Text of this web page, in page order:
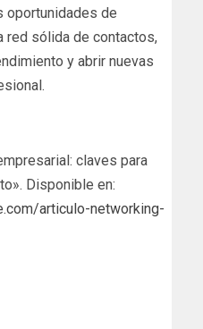
oportunidades de
red sólida de contactos,
y abrir nuevas
claves para
Disponible en:
articulo-networking-